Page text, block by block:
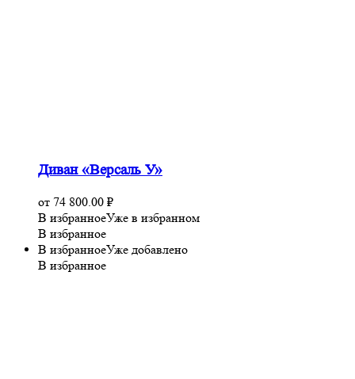
Диван «Версаль У»
от 74 800.00 ₽
В избранноеУже в избранном
В избранное
В избранноеУже добавлено
В избранное